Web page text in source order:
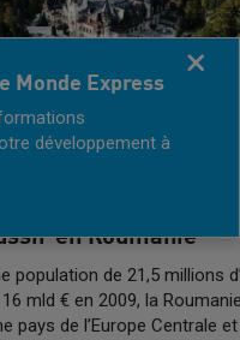
en Roumanie
population de 21,5 millions
mld € en 2009, la
pays de l’Europe Centrale
Monde Express
développement à